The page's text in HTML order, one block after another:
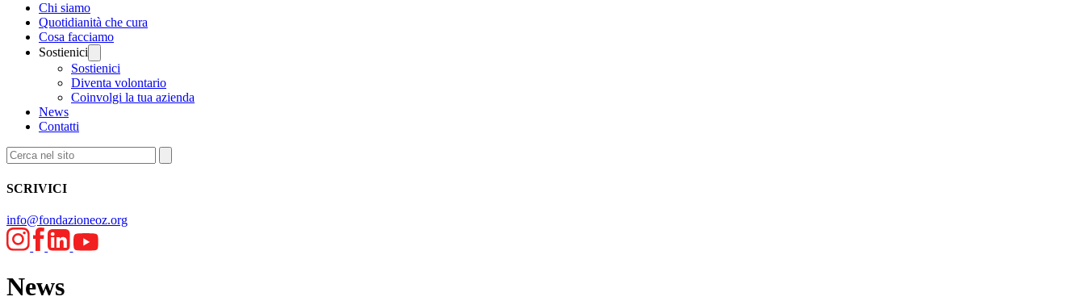
Chi siamo
Quotidianità che cura
Cosa facciamo
Sostienici
Sostienici
Diventa volontario
Coinvolgi la tua azienda
News
Contatti
SCRIVICI
info@fondazioneoz.org
News